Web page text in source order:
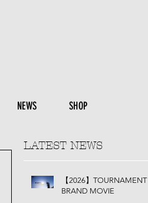
NEWS SHOP
LATEST NEWS
【2026】TOURNAMENT |
BRAND MOVIE